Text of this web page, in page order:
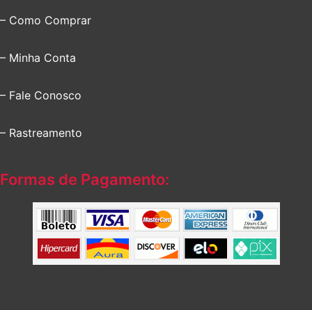
– Como Comprar
– Minha Conta
– Fale Conosco
– Rastreamento
Formas de Pagamento: